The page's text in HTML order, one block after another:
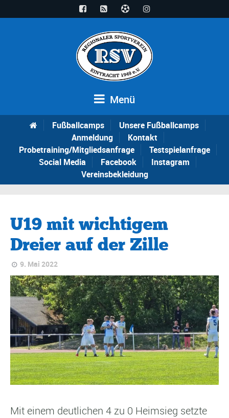
Menü
Fußballcamps
Unsere Fußballcamps
Anmeldung
Kontakt
Probetraining/Mitgliedsanfrage
Testspielanfrage
Social Media
Facebook
Instagram
Vereinsbekleidung
U19 mit wichtigem
Dreier auf der Zille
9. Mai 2022
Mit einem deutlichen 4 zu 0 Heimsieg setzte